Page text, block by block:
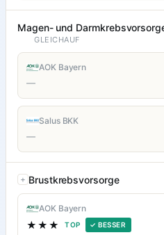
Magen- und
GLEICHAUF
AOK Bayern
—
Salus BKK
—
Brustkrebsvorsorge
AOK Bayern
★★★ TOP ✓ BESSER